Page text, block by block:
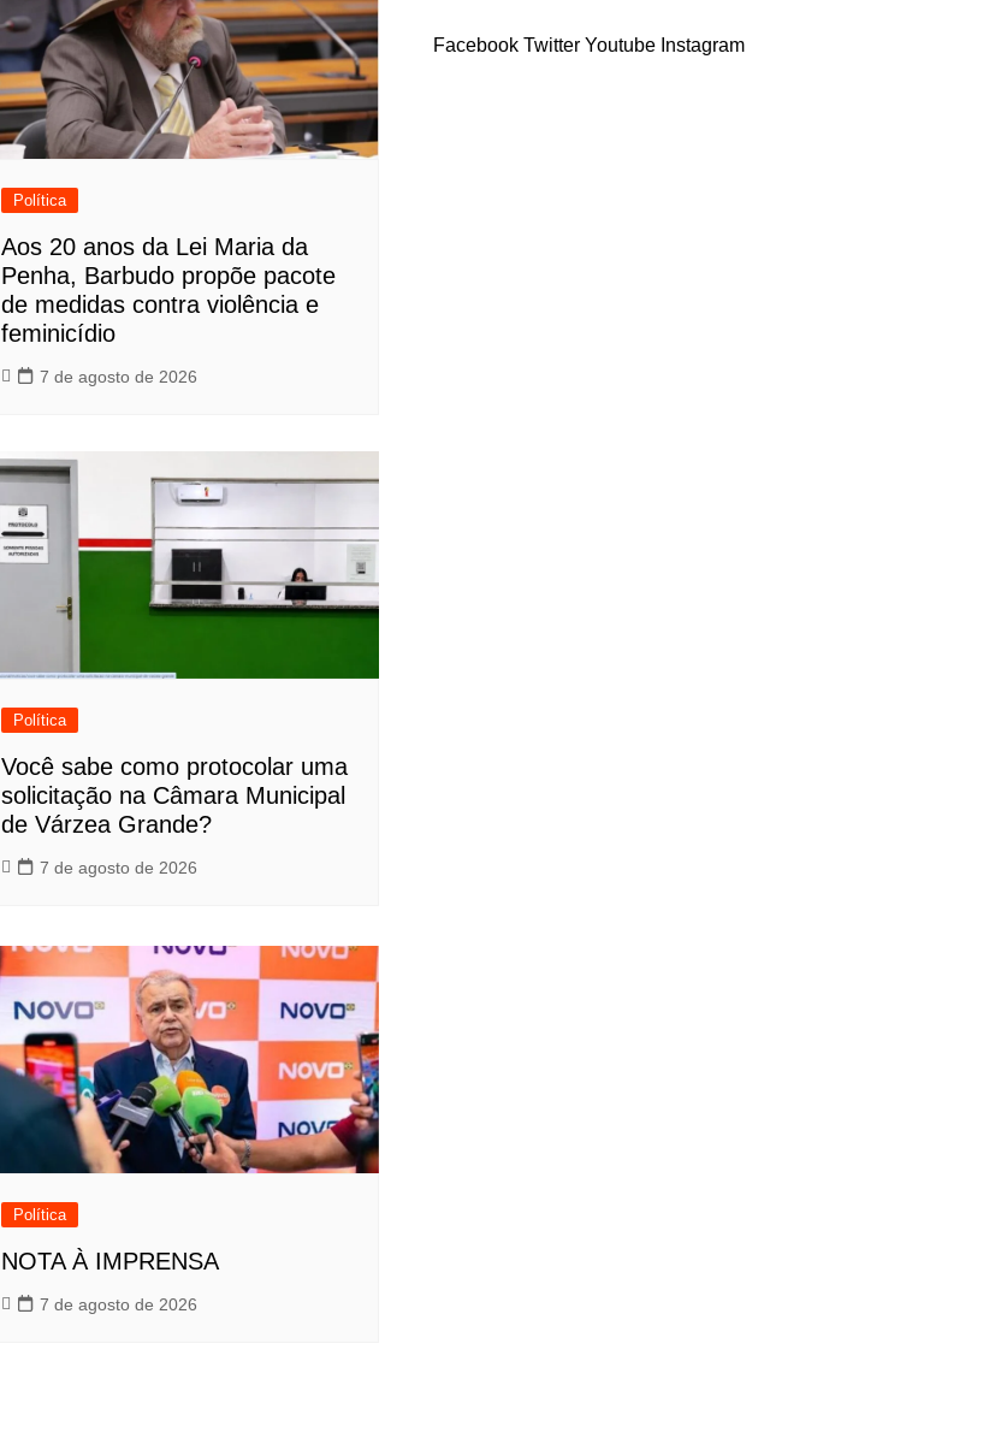
Política
Aos 20 anos da Lei Maria da
Penha, Barbudo propõe pacote
de medidas contra violência e
feminicídio
7 de agosto de 2026
Política
Você sabe como protocolar uma
solicitação na Câmara Municipal
de Várzea Grande?
7 de agosto de 2026
Política
NOTA À IMPRENSA
7 de agosto de 2026
Facebook Twitter Youtube Instagram